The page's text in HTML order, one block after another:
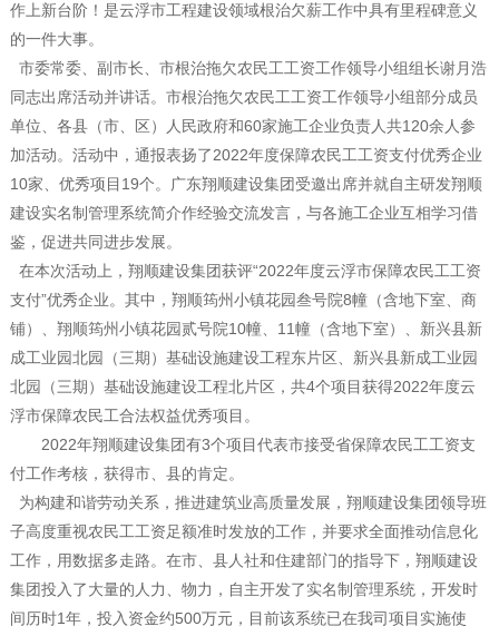
作上新台阶！是云浮市工程建设领域根治欠薪工作中具有里程碑意义
的一件大事。
市委常委、副市长、市根治拖欠农民工工资工作领导小组组长谢月浩
同志出席活动并讲话。市根治拖欠农民工工资工作领导小组部分成员
单位、各县（市、区）人民政府和60家施工企业负责人共120余人参
加活动。活动中，通报表扬了2022年度保障农民工工资支付优秀企业
10家、优秀项目19个。广东翔顺建设集团受邀出席并就自主研发翔顺
建设实名制管理系统简介作经验交流发言，与各施工企业互相学习借
鉴，促进共同进步发展。
在本次活动上，翔顺建设集团获评“2022年度云浮市保障农民工工资
支付”优秀企业。其中，翔顺筠州小镇花园叁号院8幢（含地下室、商
铺）、翔顺筠州小镇花园贰号院10幢、11幢（含地下室）、新兴县新
成工业园北园（三期）基础设施建设工程东片区、新兴县新成工业园
北园（三期）基础设施建设工程北片区，共4个项目获得2022年度云
浮市保障农民工合法权益优秀项目。
2022年翔顺建设集团有3个项目代表市接受省保障农民工工资支
付工作考核，获得市、县的肯定。
为构建和谐劳动关系，推进建筑业高质量发展，翔顺建设集团领导班
子高度重视农民工工资足额准时发放的工作，并要求全面推动信息化
工作，用数据多走路。在市、县人社和住建部门的指导下，翔顺建设
集团投入了大量的人力、物力，自主开发了实名制管理系统，开发时
间历时1年，投入资金约500万元，目前该系统已在我司项目实施使